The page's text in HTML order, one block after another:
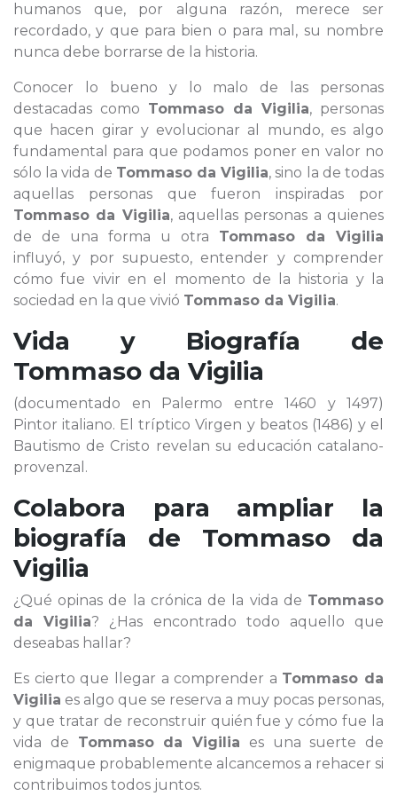
humanos que, por alguna razón, merece ser
recordado, y que para bien o para mal, su nombre
nunca debe borrarse de la historia.
Conocer lo bueno y lo malo de las personas
destacadas como Tommaso da Vigilia, personas
que hacen girar y evolucionar al mundo, es algo
fundamental para que podamos poner en valor no
sólo la vida de Tommaso da Vigilia, sino la de todas
aquellas personas que fueron inspiradas por
Tommaso da Vigilia, aquellas personas a quienes
de de una forma u otra Tommaso da Vigilia
influyó, y por supuesto, entender y comprender
cómo fue vivir en el momento de la historia y la
sociedad en la que vivió Tommaso da Vigilia.
Vida y Biografía de
Tommaso da Vigilia
(documentado en Palermo entre 1460 y 1497)
Pintor italiano. El tríptico Virgen y beatos (1486) y el
Bautismo de Cristo revelan su educación catalano-
provenzal.
Colabora para ampliar la
biografía de Tommaso da
Vigilia
¿Qué opinas de la crónica de la vida de Tommaso
da Vigilia? ¿Has encontrado todo aquello que
deseabas hallar?
Es cierto que llegar a comprender a Tommaso da
Vigilia es algo que se reserva a muy pocas personas,
y que tratar de reconstruir quién fue y cómo fue la
vida de Tommaso da Vigilia es una suerte de
enigmaque probablemente alcancemos a rehacer si
contribuimos todos juntos.